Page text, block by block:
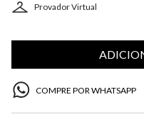
Provador Virtual
COMPRE POR WHATSAPP